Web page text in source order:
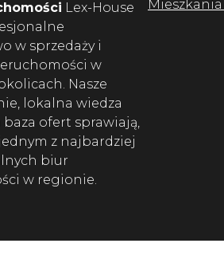
Lex-House
w sprzedaży i
w
Nasze
lokalna wiedza
baza ofert sprawiają,
z najbardziej
biur
w regionie.